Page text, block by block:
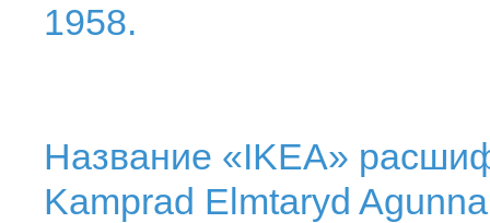
1958.
Название «IKEA»
Kamprad Elmtaryd